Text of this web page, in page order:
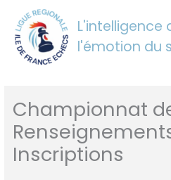
contenu
L'intelligence
l'émotion du
Championnat
Inscriptions